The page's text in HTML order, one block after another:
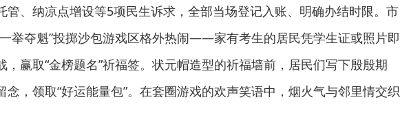
管、纳凉点增设等5项民生诉求，全部当场登记入账、明确办结时限。市
举夺魁”投掷沙包游戏区格外热闹——家有考生的居民凭学生证或照片即
，赢取“金榜题名”祈福签。状元帽造型的祈福墙前，居民们写下殷殷期
念，领取“好运能量包”。在套圈游戏的欢声笑语中，烟火气与邻里情交织